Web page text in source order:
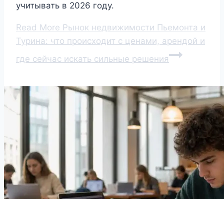
учитывать в 2026 году.
Read More Рынок недвижимости Пьемонта и
Турина: что происходит с ценами, арендой и
где сейчас искать сильные решения